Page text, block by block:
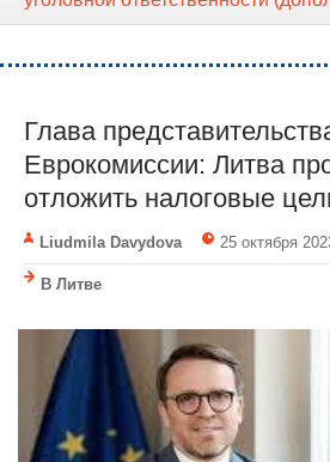
Глава
Еврокомиссии: Литва
отложить налоговые
Liudmila Davydova 25 октября
В Литве